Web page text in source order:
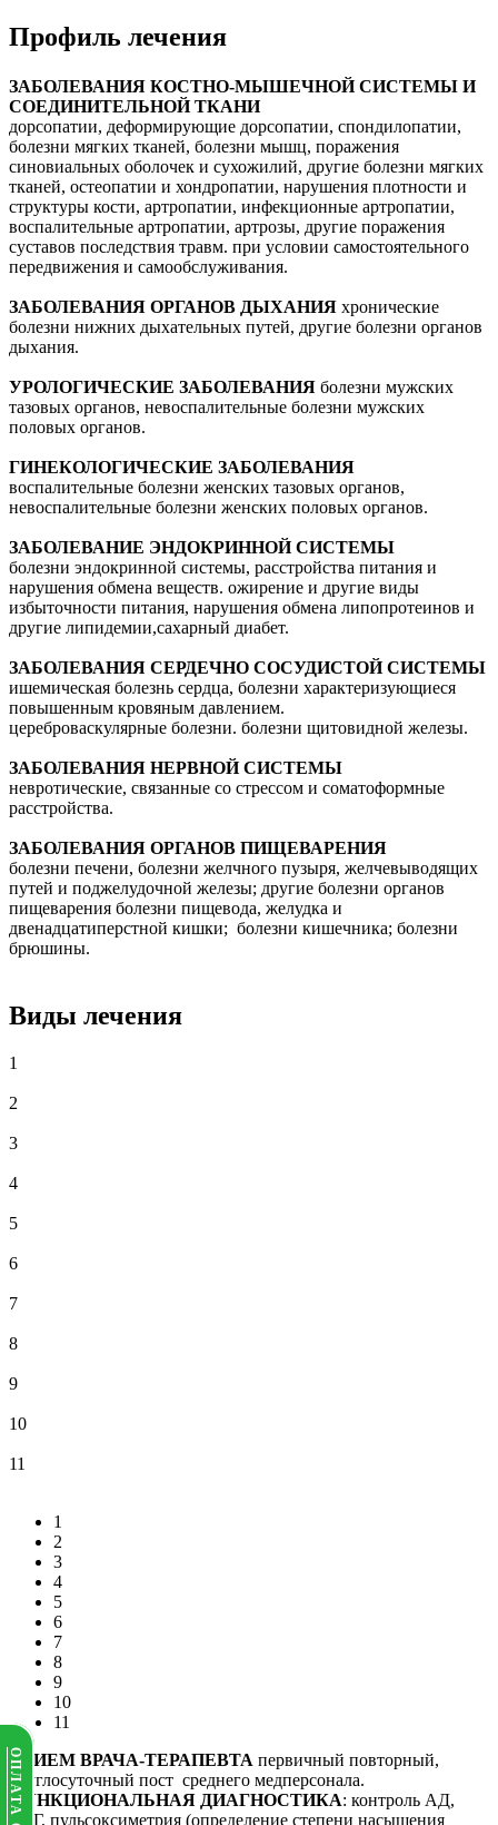
Профиль лечения
ЗАБОЛЕВАНИЯ КОСТНО-МЫШЕЧНОЙ СИСТЕМЫ И
СОЕДИНИТЕЛЬНОЙ ТКАНИ
дорсопатии, деформирующие дорсопатии, спондилопатии,
болезни мягких тканей, болезни мышц, поражения
синовиальных оболочек и сухожилий, другие болезни мягких
тканей, остеопатии и хондропатии, нарушения плотности и
структуры кости, артропатии, инфекционные артропатии,
воспалительные артропатии, артрозы, другие поражения
суставов последствия травм. при условии самостоятельного
передвижения и самообслуживания.
ЗАБОЛЕВАНИЯ ОРГАНОВ ДЫХАНИЯ хронические
болезни нижних дыхательных путей, другие болезни органов
дыхания.
УРОЛОГИЧЕСКИЕ ЗАБОЛЕВАНИЯ болезни мужских
тазовых органов, невоспалительные болезни мужских
половых органов.
ГИНЕКОЛОГИЧЕСКИЕ ЗАБОЛЕВАНИЯ
воспалительные болезни женских тазовых органов,
невоспалительные болезни женских половых органов.
ЗАБОЛЕВАНИЕ ЭНДОКРИННОЙ СИСТЕМЫ
болезни эндокринной системы, расстройства питания и
нарушения обмена веществ. ожирение и другие виды
избыточности питания, нарушения обмена липопротеинов и
другие липидемии,сахарный диабет.
ЗАБОЛЕВАНИЯ СЕРДЕЧНО СОСУДИСТОЙ СИСТЕМЫ
ишемическая болезнь сердца, болезни характеризующиеся
повышенным кровяным давлением.
цереброваскулярные болезни. болезни щитовидной железы.
ЗАБОЛЕВАНИЯ НЕРВНОЙ СИСТЕМЫ
невротические, связанные со стрессом и соматоформные
расстройства.
ЗАБОЛЕВАНИЯ ОРГАНОВ ПИЩЕВАРЕНИЯ
болезни печени, болезни желчного пузыря, желчевыводящих
путей и поджелудочной железы; другие болезни органов
пищеварения болезни пищевода, желудка и
двенадцатиперстной кишки; болезни кишечника; болезни
брюшины.
Виды лечения
1
2
3
4
5
6
7
8
9
10
11
1
2
3
4
5
6
7
8
9
10
11
ПРИЕМ ВРАЧА-ТЕРАПЕВТА первичный повторный,
круглосуточный пост среднего медперсонала.
ФУНКЦИОНАЛЬНАЯ ДИАГНОСТИКА: контроль АД,
ЭКГ, пульсоксиметрия (определение степени насыщения